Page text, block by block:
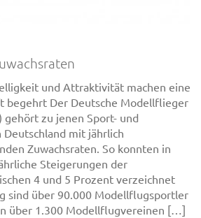
und Attraktivität machen eine
begehrt Der Deutsche Modellflieger
gehört zu jenen Sport- und
mit jährlich
Zuwachsraten. So konnten in
Steigerungen der
4 und 5 Prozent verzeichnet
sind über 90.000 Modellflugsportler
über 1.300 Modellflugvereinen […]